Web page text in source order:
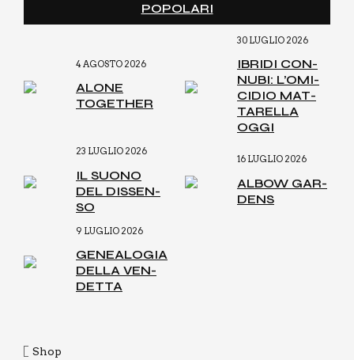
POPOLARI
4 AGOSTO 2026
ALO­NE
TOGE­THER
30 LUGLIO 2026
IBRI­DI CON­
NU­BI: L’O­MI­
CI­DIO MAT­
TA­REL­LA
OGGI
23 LUGLIO 2026
IL SUO­NO
DEL DIS­SEN­
SO
16 LUGLIO 2026
ALBOW GAR­
DENS
9 LUGLIO 2026
GENEA­LO­GIA
DEL­LA VEN­
DET­TA
Shop